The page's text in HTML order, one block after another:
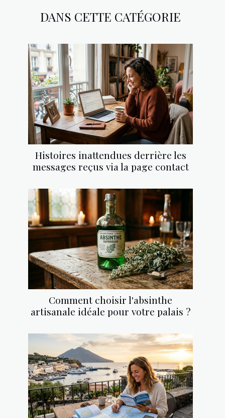
DANS CETTE CATÉGORIE
Histoires inattendues derrière les
messages reçus via la page contact
Comment choisir l'absinthe
artisanale idéale pour votre palais ?